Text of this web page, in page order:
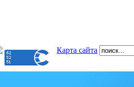
Карта сайта